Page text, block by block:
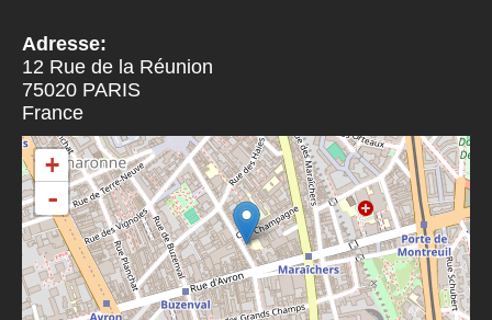
Adresse:
12 Rue de la Réunion
75020 PARIS
France
+
-